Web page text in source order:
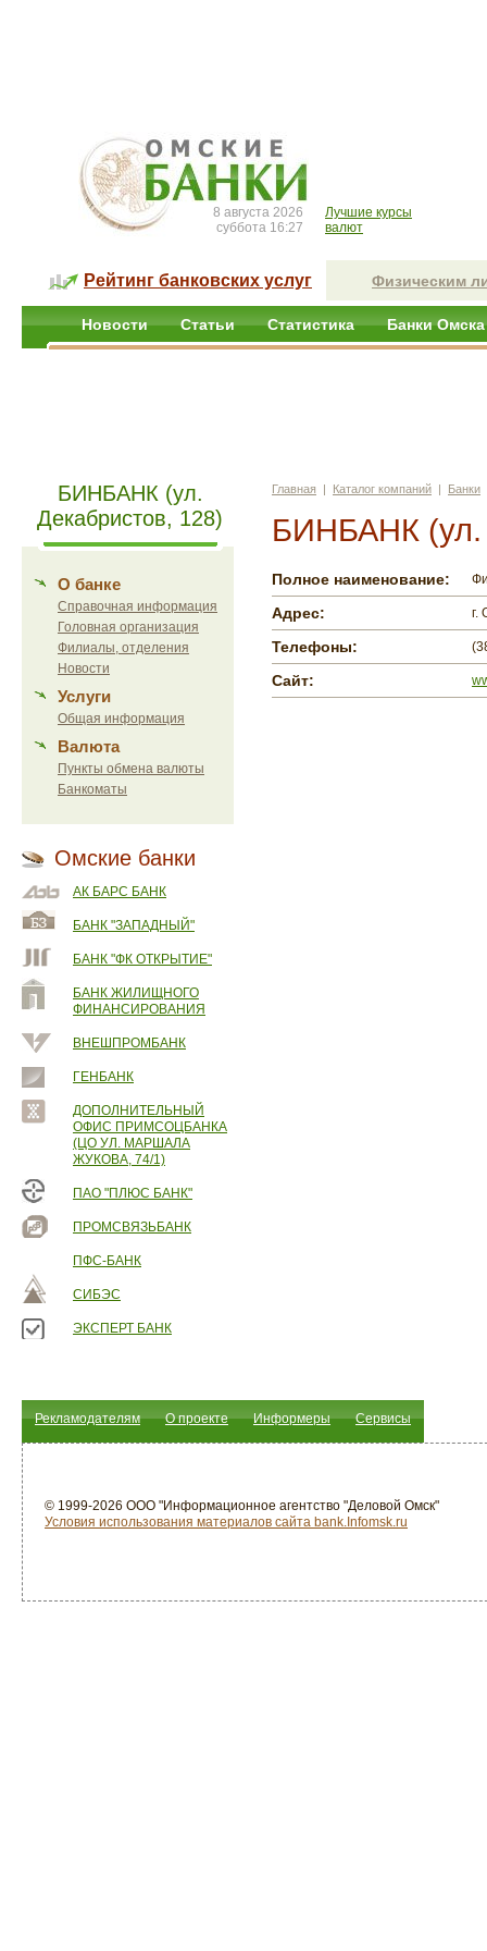
8 августа 2026
суббота 16:27
Лучшие курсы
валют
Рейтинг банковских услуг Физическим
Новости Статьи Статистика Банки Омска
БИНБАНК (ул.
Декабристов, 128)
О банке
Справочная информация
Головная организация
Филиалы, отделения
Новости
Услуги
Общая информация
Валюта
Пункты обмена валюты
Банкоматы
Омские банки
АК БАРС БАНК
БАНК "ЗАПАДНЫЙ"
БАНК "ФК ОТКРЫТИЕ"
БАНК ЖИЛИЩНОГО
ФИНАНСИРОВАНИЯ
ВНЕШПРОМБАНК
ГЕНБАНК
ДОПОЛНИТЕЛЬНЫЙ
ОФИС ПРИМСОЦБАНКА
(ЦО УЛ. МАРШАЛА
ЖУКОВА, 74/1)
ПАО "ПЛЮС БАНК"
ПРОМСВЯЗЬБАНК
ПФС-БАНК
СИБЭС
ЭКСПЕРТ БАНК
Главная | Каталог компаний | Банки
БИНБАНК (ул.
Полное наименование:
Адрес: г.
Телефоны:
Сайт:
Рекламодателям О проекте Информеры Сервисы
© 1999-2026 ООО "Информационное агентство "Деловой Омск"
Условия использования материалов сайта bank.Infomsk.ru